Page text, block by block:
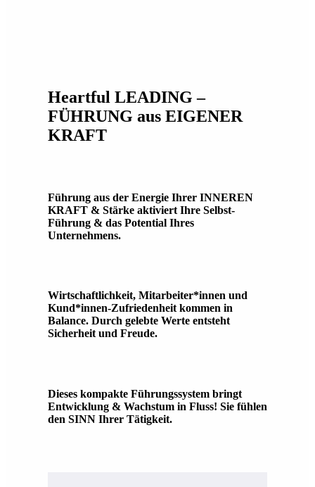
Heartful LEADING –
FÜHRUNG aus EIGENER
KRAFT
Führung aus der Energie Ihrer INNEREN
KRAFT & Stärke aktiviert Ihre Selbst-
Führung & das Potential Ihres
Unternehmens.
Wirtschaftlichkeit, Mitarbeiter*innen und
Kund*innen-Zufriedenheit kommen in
Balance. Durch gelebte Werte entsteht
Sicherheit und Freude.
Dieses kompakte Führungssystem bringt
Entwicklung & Wachstum in Fluss! Sie fühlen
den SINN Ihrer Tätigkeit.